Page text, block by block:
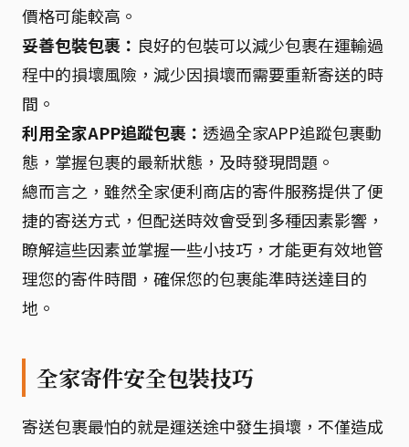
價格可能較高。
妥善包裝包裹： 良好的包裝可以減少包裹在運輸過
程中的損壞風險，減少因損壞而需要重新寄送的時
間。
利用全家APP追蹤包裹： 透過全家APP追蹤包裹動
態，掌握包裹的最新狀態，及時發現問題。
總而言之，雖然全家便利商店的寄件服務提供了便
捷的寄送方式，但配送時效會受到多種因素影響，
瞭解這些因素並掌握一些小技巧，才能更有效地管
理您的寄件時間，確保您的包裹能準時送達目的
地。
全家寄件安全包裝技巧
寄送包裹最怕的就是運送途中發生損壞，不僅造成